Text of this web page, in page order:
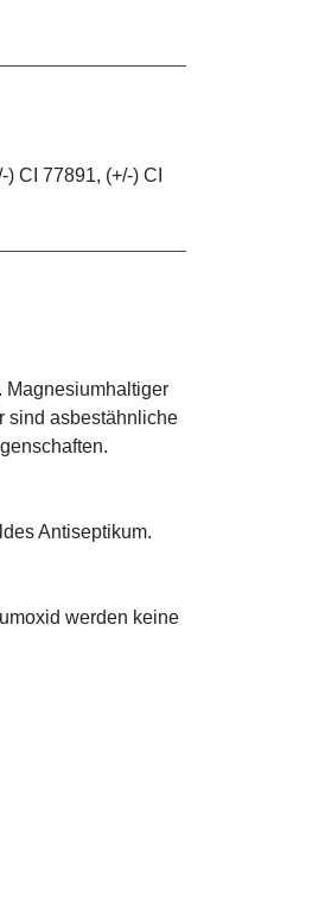
CI 77891, (+/-) CI
Magnesiumhaltiger
sind asbestähnliche
Antiseptikum.
werden keine